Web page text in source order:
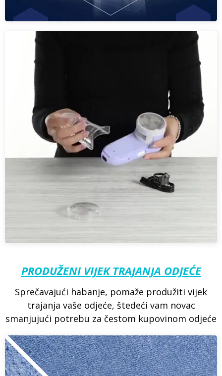
PRODUŽENI VIJEK TRAJANJA ODJEĆE
Sprečavajući habanje, pomaže produžiti vijek
trajanja vaše odjeće, štedeći vam novac
smanjujući potrebu za čestom kupovinom odjeće